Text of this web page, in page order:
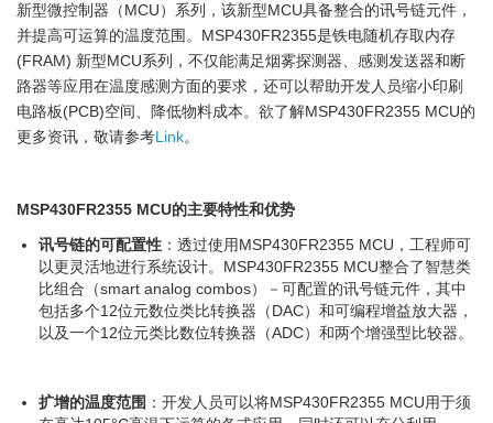
新型微控制器（MCU）系列，该新型MCU具备整合的讯号链元件，
并提高可运算的温度范围。MSP430FR2355是铁电随机存取内存
(FRAM) 新型MCU系列，不仅能满足烟雾探测器、感测发送器和断
路器等应用在温度感测方面的要求，还可以帮助开发人员缩小印刷
电路板(PCB)空间、降低物料成本。欲了解MSP430FR2355 MCU的
更多资讯，敬请参考Link。
MSP430FR2355 MCU的主要特性和优势
讯号链的可配置性 ：透过使用MSP430FR2355 MCU，工程师可
以更灵活地进行系统设计。MSP430FR2355 MCU整合了智慧类
比组合（smart analog combos）－可配置的讯号链元件，其中
包括多个12位元数位类比转换器（DAC）和可编程增益放大器，
以及一个12位元类比数位转换器（ADC）和两个增强型比较器。
扩增的温度范围 ：开发人员可以将MSP430FR2355 MCU用于须